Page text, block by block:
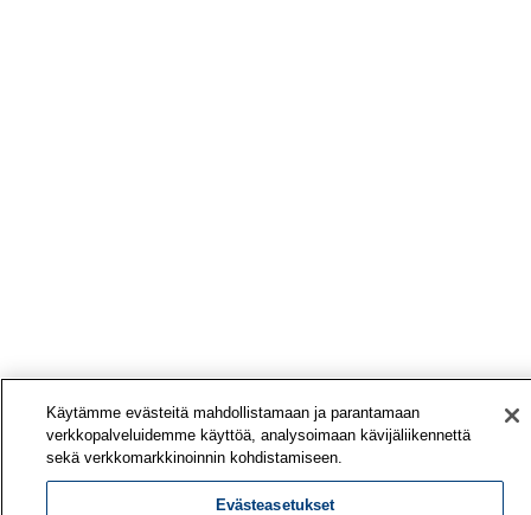
Käytämme evästeitä mahdollistamaan ja parantamaan
verkkopalveluidemme käyttöä, analysoimaan kävijäliikennettä
sekä verkkomarkkinoinnin kohdistamiseen.
Evästeasetukset